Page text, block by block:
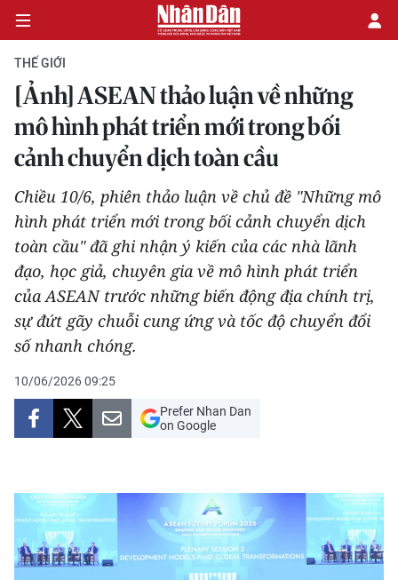
CHÍNH TRỊ
KINH TẾ
VĂN HÓA
XÃ HỘI
PHÁP LUẬT
DU LỊCH
THẾ GIỚI
THỂ THAO
Y TẾ
KHOA HỌC - CÔNG NGHỆ
THẾ GIỚI
[Ảnh] ASEAN thảo luận về những
mô hình phát triển mới trong bối
cảnh chuyển dịch toàn cầu
Chiều 10/6, phiên thảo luận về chủ đề "Những mô
hình phát triển mới trong bối cảnh chuyển dịch
toàn cầu" đã ghi nhận ý kiến của các nhà lãnh
đạo, học giả, chuyên gia về mô hình phát triển
của ASEAN trước những biến động địa chính trị,
sự đứt gãy chuỗi cung ứng và tốc độ chuyển đổi
số nhanh chóng.
10/06/2026 09:25
Prefer Nhan Dan
on Google